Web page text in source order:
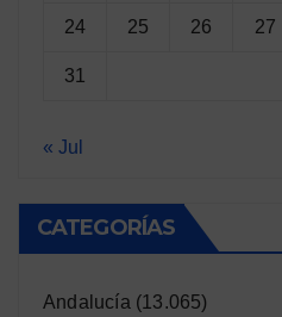
24 25 26 27
31
« Jul
CATEGORÍAS
Andalucía (13.065)